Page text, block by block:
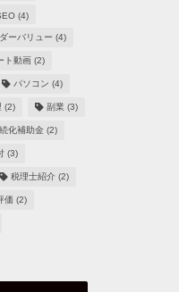
(4)
ーバリュー (4)
ト動画(2)
パソコン (4)
(2) 副業 (3)
化補助金(2)
(3)
税理士紹介(2)
価 (2)